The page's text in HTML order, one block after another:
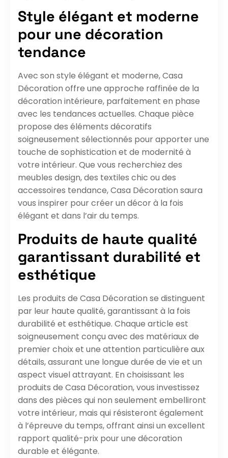
Style élégant et moderne
pour une décoration
tendance
Avec son style élégant et moderne, Casa
Décoration offre une approche raffinée de la
décoration intérieure, parfaitement en phase
avec les tendances actuelles. Chaque pièce
propose des éléments décoratifs
soigneusement sélectionnés pour apporter une
touche de sophistication et de modernité à
votre intérieur. Que vous recherchiez des
meubles design, des textiles chic ou des
accessoires tendance, Casa Décoration saura
vous inspirer pour créer un décor à la fois
élégant et dans l’air du temps.
Produits de haute qualité
garantissant durabilité et
esthétique
Les produits de Casa Décoration se distinguent
par leur haute qualité, garantissant à la fois
durabilité et esthétique. Chaque article est
soigneusement conçu avec des matériaux de
premier choix et une attention particulière aux
détails, assurant une longue durée de vie et un
aspect visuel attrayant. En choisissant les
produits de Casa Décoration, vous investissez
dans des pièces qui non seulement embelliront
votre intérieur, mais qui résisteront également
à l’épreuve du temps, offrant ainsi un excellent
rapport qualité-prix pour une décoration
durable et élégante.